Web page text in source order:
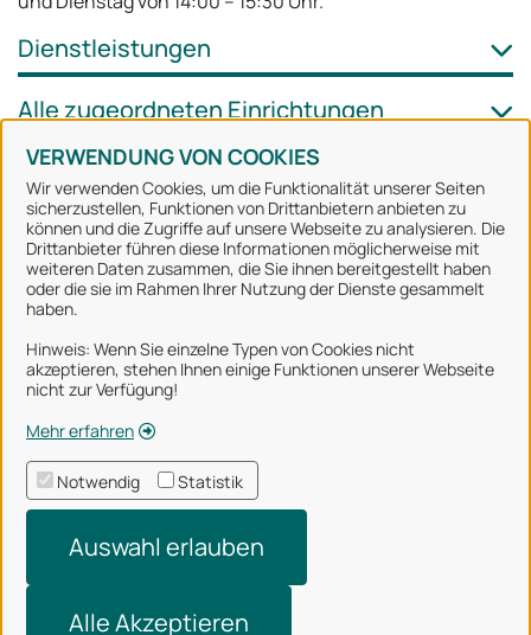
VERWENDUNG VON COOKIES
Wir verwenden Cookies, um die Funktionalität unserer Seiten
sicherzustellen, Funktionen von Drittanbietern anbieten zu
können und die Zugriffe auf unsere Webseite zu analysieren. Die
Drittanbieter führen diese Informationen möglicherweise mit
weiteren Daten zusammen, die Sie ihnen bereitgestellt haben
oder die sie im Rahmen Ihrer Nutzung der Dienste gesammelt
haben.
Hinweis: Wenn Sie einzelne Typen von Cookies nicht
akzeptieren, stehen Ihnen einige Funktionen unserer Webseite
nicht zur Verfügung!
Mehr erfahren
Notwendig Statistik
Auswahl erlauben
Alle Akzeptieren
Dienstleistungen
Alle zugeordneten Einrichtungen
Stadt Osnabrück
Alle Rechte vorbehalten
Über uns
Impressum
Datenschutzerklärung
Technischer Support